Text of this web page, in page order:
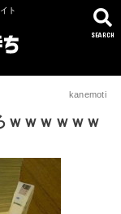
ト
SEARCH
kanemoti
ｗｗｗｗｗｗ